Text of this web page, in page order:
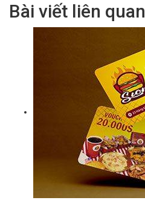
Bài viết liên quan